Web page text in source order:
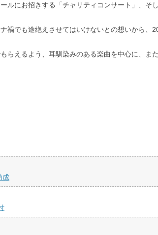
にお招きする「チャリティコンサート」、そ
禍でも途絶えさせてはいけないとの想いから
らえるよう、耳馴染みのある楽曲を中心に、ま
成